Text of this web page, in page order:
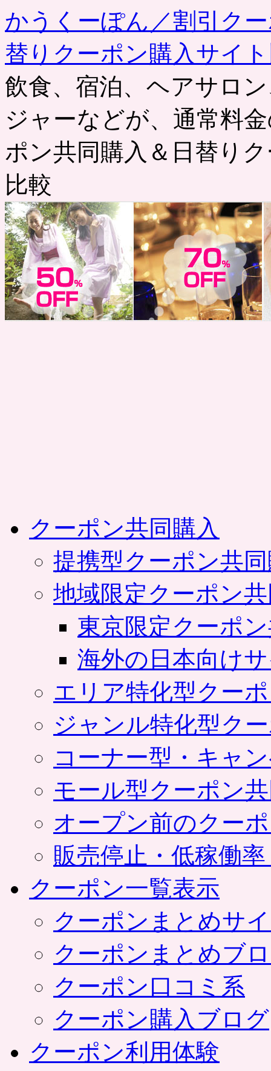
かうくーぽん／割引ク
替りクーポン購入サイ
飲食、宿泊、ヘアサロ
ジャーなどが、通常料
ポン共同購入＆日替り
比較
クーポン共同購入
提携型クーポン共
地域限定クーポン
東京限定クーポ
海外の日本向け
エリア特化型クー
ジャンル特化型ク
コーナー型・キャ
モール型クーポン
オープン前のクー
販売停止・低稼働
クーポン一覧表示
クーポンまとめサ
クーポンまとめブ
クーポン口コミ系
クーポン購入ブログ
クーポン利用体験